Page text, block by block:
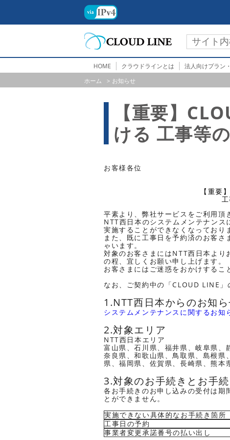
HOME クラウドラインとは 法人向けプラン
ホーム
お知らせ
【重要】
ける 工事等
お客様各位
【重要
平素より、弊社サービスをご利用頂
NTT西日本のシステムメンテナンス
実施することができなくなっており
また、既に工事日を予約済のお客
ゃいます。
対象のお客さまにはNTT西日本より
の程、宜しくお願い申し上げます。
お客さまにはご迷惑をおかけするこ
なお、ご契約中の「CLOUD LINE」
1.NTT西日本からのお知ら
システムメンテナンスに関するお知
2.対象エリア
NTT西日本エリア
富山県、石川県、福井県、岐阜県、
奈良県、和歌山県、鳥取県、島根県
県、福岡県、佐賀県、長崎県、熊
3.対象のお手続きとお手
各お手続きのお申し込みの受付は期
とができません。
実施できない具体的なお手続き箇所
工事日の予約
事業者変更承諾番号の払い出し